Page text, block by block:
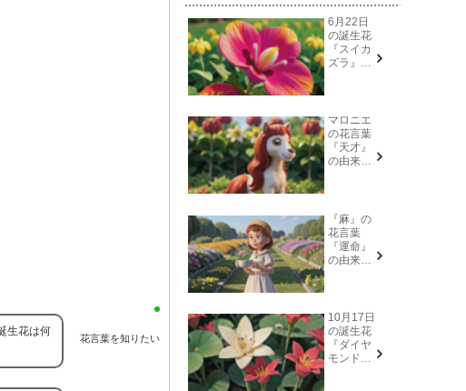
花言葉を知りたい
生花は何
6月22日
の誕生花
『スイカ
ズラ』花
マロニエ
の花言葉
『天才』
の由来と
『麻』の
花言葉
『運命』
の由来と
10月17日
の誕生花
『ダイヤ
モンドリ